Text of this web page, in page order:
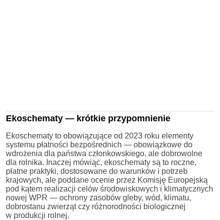
Ekoschematy — krótkie przypomnienie
Ekoschematy to obowiązujące od 2023 roku elementy
systemu płatności bezpośrednich — obowiązkowe do
wdrożenia dla państwa członkowskiego, ale dobrowolne
dla rolnika. Inaczej mówiąc, ekoschematy są to roczne,
płatne praktyki, dostosowane do warunków i potrzeb
krajowych, ale poddane ocenie przez Komisję Europejską
pod kątem realizacji celów środowiskowych i klimatycznych
nowej WPR — ochrony zasobów gleby, wód, klimatu,
dobrostanu zwierząt czy różnorodności biologicznej
w produkcji rolnej.